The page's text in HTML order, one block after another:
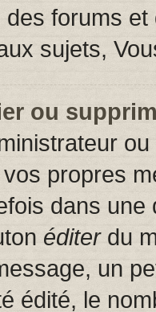
forums
sujets,
ou
propres
dans
éditerdu
un
édité, le